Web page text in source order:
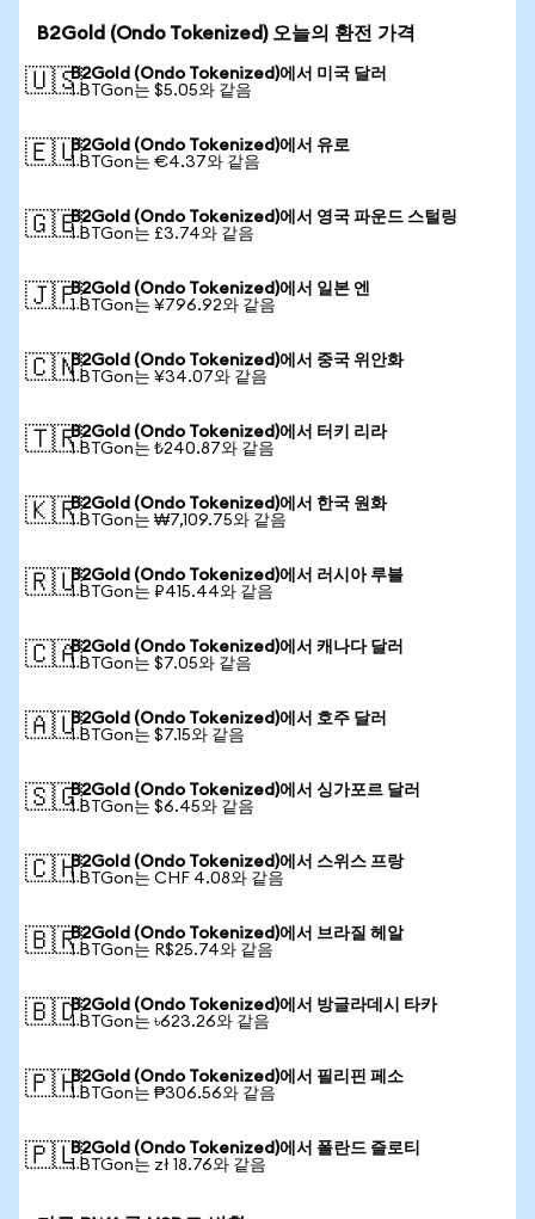
B2Gold (Ondo Tokenized) 오늘의 환전 가격
🇺🇸B2Gold (Ondo Tokenized)에서 미국 달러
1 BTGon는 $5.05와 같음
🇪🇺B2Gold (Ondo Tokenized)에서 유로
1 BTGon는 €4.37와 같음
🇬🇧B2Gold (Ondo Tokenized)에서 영국 파운드 스털링
1 BTGon는 £3.74와 같음
🇯🇵B2Gold (Ondo Tokenized)에서 일본 엔
1 BTGon는 ¥796.92와 같음
🇨🇳B2Gold (Ondo Tokenized)에서 중국 위안화
1 BTGon는 ¥34.07와 같음
🇹🇷B2Gold (Ondo Tokenized)에서 터키 리라
1 BTGon는 ₺240.87와 같음
🇰🇷B2Gold (Ondo Tokenized)에서 한국 원화
1 BTGon는 ₩7,109.75와 같음
🇷🇺B2Gold (Ondo Tokenized)에서 러시아 루블
1 BTGon는 ₽415.44와 같음
🇨🇦B2Gold (Ondo Tokenized)에서 캐나다 달러
1 BTGon는 $7.05와 같음
🇦🇺B2Gold (Ondo Tokenized)에서 호주 달러
1 BTGon는 $7.15와 같음
🇸🇬B2Gold (Ondo Tokenized)에서 싱가포르 달러
1 BTGon는 $6.45와 같음
🇨🇭B2Gold (Ondo Tokenized)에서 스위스 프랑
1 BTGon는 CHF 4.08와 같음
🇧🇷B2Gold (Ondo Tokenized)에서 브라질 헤알
1 BTGon는 R$25.74와 같음
🇧🇩B2Gold (Ondo Tokenized)에서 방글라데시 타카
1 BTGon는 ৳623.26와 같음
🇵🇭B2Gold (Ondo Tokenized)에서 필리핀 페소
1 BTGon는 ₱306.56와 같음
🇵🇱B2Gold (Ondo Tokenized)에서 폴란드 즐로티
1 BTGon는 zł 18.76와 같음